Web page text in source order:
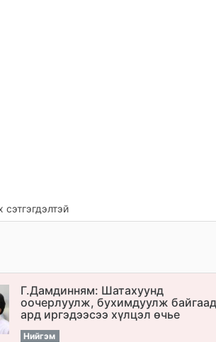
Г.Дамдинням: Шатахуунд
оочерлуулж, бухимдуулж
ард иргэдээсээ хүлцэл өчье
Нийгэм